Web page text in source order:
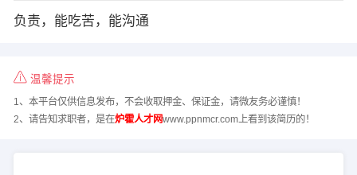
负责，能吃苦，能沟通
温馨提示
1、本平台仅供信息发布，不会收取押金、保证金，请微友务必谨慎！
2、请告知求职者，是在炉霍人才网www.ppnmcr.com上看到该简历的！